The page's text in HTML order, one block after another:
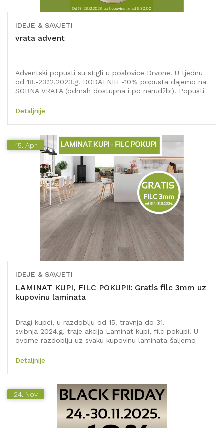
IDEJE & SAVJETI
vrata advent
Adventski popusti su stigli u poslovice Drvone! U tjednu
od 18.-23.12.2023.g. DODATNIH -10% popusta dajemo na
SOBNA VRATA (odmah dostupna i po narudžbi). Popusti
Popust se odnosi na kupovinu iznad EUR 30,00 i ne
odnosi se na usluge. Provjerite našu bogatu ponudu jer
samo u ovom periodu - popusti se zbrajaju! Popust od
dodatnih -10% kod već sniženih proizvoda se
obračunava na već sniženi iznos. Popust možete
ostvariti samo u našim poslovnicama; Karlovac, Rijeka,
Zagreb, Kanfanar i Trogir.
Detaljnije
15. Apr
IDEJE & SAVJETI
LAMINAT KUPI, FILC POKUPI!: Gratis filc 3mm uz
kupovinu laminata
Dragi kupci, u razdoblju od 15. travnja do 31.
svibnja 2024.g. traje akcija Laminat kupi, filc pokupi. U
ovome razdoblju uz svaku kupovinu laminata šaljemo
potrebe da filc dodajete u košaricu, automatizmom će
na druge vrste i debljine filca.
Detaljnije
24. Nov